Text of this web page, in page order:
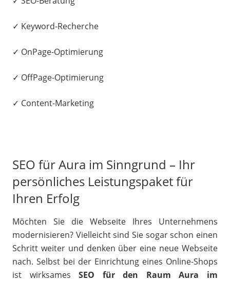
✓ Keyword-Recherche
✓ OnPage-Optimierung
✓ OffPage-Optimierung
✓ Content-Marketing
SEO für Aura im Sinngrund – Ihr
persönliches Leistungspaket für
Ihren Erfolg
Möchten Sie die Webseite Ihres Unternehmens
modernisieren? Vielleicht sind Sie sogar schon einen
Schritt weiter und denken über eine neue Webseite
nach. Selbst bei der Einrichtung eines Online-Shops
ist wirksamesSEO für den Raum Aura im